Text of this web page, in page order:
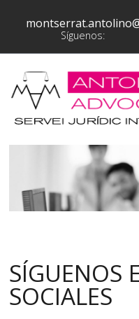
Síguenos:
SÍGUENOS
SOCIALES